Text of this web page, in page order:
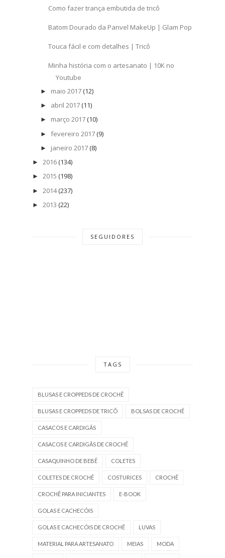
Como fazer trança embutida de tricô
Batom Dourado da Panvel MakeUp | Glam Pop
Touca fácil e com detalhes | Tricô
Minha história com o artesanato | 10K no
Youtube
► maio 2017 (12)
► abril 2017 (11)
► março 2017 (10)
► fevereiro 2017 (9)
► janeiro 2017 (8)
► 2016 (134)
► 2015 (198)
► 2014 (237)
► 2013 (22)
SEGUIDORES
TAGS
BLUSAS E CROPPEDS DE CROCHÊ
BLUSAS E CROPPEDS DE TRICÔ BOLSAS DE CROCHÊ
CASACOS E CARDIGÃS
CASACOS E CARDIGÃS DE CROCHÊ
CASAQUINHO DE BEBÊ COLETES
COLETES DE CROCHÊ COSTURICES CROCHÊ
CROCHÊ PARA INICIANTES E-BOOK
GOLAS E CACHECÓIS
GOLAS E CACHECÓIS DE CROCHÊ LUVAS
MATERIAL PARA ARTESANATO MEIAS MODA